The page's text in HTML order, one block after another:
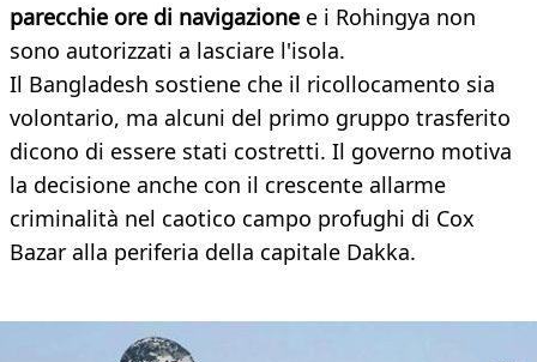
parecchie ore di navigazione e i Rohingya non
sono autorizzati a lasciare l'isola.
Il Bangladesh sostiene che il ricollocamento sia
volontario, ma alcuni del primo gruppo trasferito
dicono di essere stati costretti. Il governo motiva
la decisione anche con il crescente allarme
criminalità nel caotico campo profughi di Cox
Bazar alla periferia della capitale Dakka.